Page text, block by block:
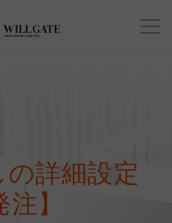
詳細設定
】